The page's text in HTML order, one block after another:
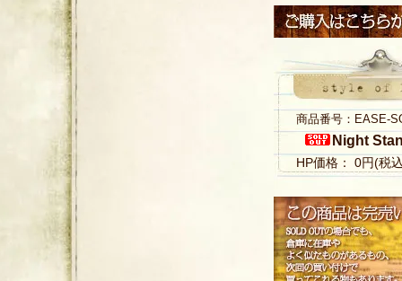
商品番号：EASE-
Night
HP価格： 0円(税